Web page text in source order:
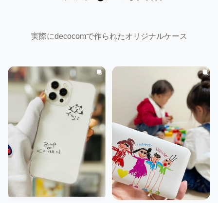
実際にdecocomで作られたオリジナルケース